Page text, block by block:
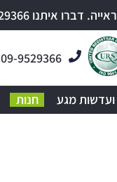
איתנו 09-9529366
09-9529366
מגע חנות